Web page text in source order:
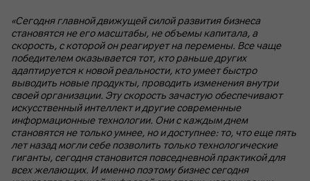
«Сегодня главной движущей силой развития бизнеса
становятся не его масштабы, не объемы капитала, а
скорость, с которой он реагирует на перемены. Все чаще
победителем оказывается тот, кто раньше других
адаптируется к новой реальности, кто умеет быстро
выводить новые продукты, проводить изменения внутри
своей организации. Эту скорость зачастую обеспечивают
искусственный интеллект и другие современные
информационные технологии. Они с каждым днем
становятся не только умнее, но и доступнее: то, что еще пять
лет назад могли себе позволить только технологические
гиганты, сегодня становится повседневной практикой для
всех желающих. И именно поэтому бизнес сегодня